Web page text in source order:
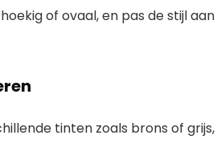
of ovaal, en pas de stijl
tinten zoals brons of